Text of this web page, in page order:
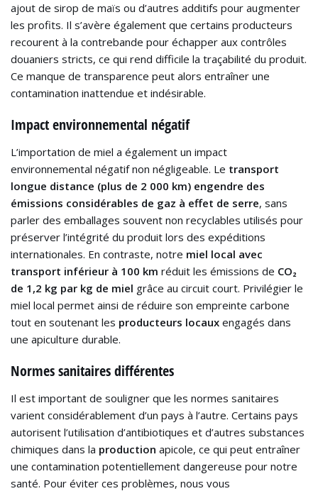
ajout de sirop de maïs ou d’autres additifs pour augmenter
les profits. Il s’avère également que certains producteurs
recourent à la contrebande pour échapper aux contrôles
douaniers stricts, ce qui rend difficile la traçabilité du produit.
Ce manque de transparence peut alors entraîner une
contamination inattendue et indésirable.
Impact environnemental négatif
L’importation de miel a également un impact
environnemental négatif non négligeable. Le transport
longue distance (plus de 2 000 km) engendre des
émissions considérables de gaz à effet de serre, sans
parler des emballages souvent non recyclables utilisés pour
préserver l’intégrité du produit lors des expéditions
internationales. En contraste, notre miel local avec
transport inférieur à 100 km réduit les émissions de CO₂
de 1,2 kg par kg de miel grâce au circuit court. Privilégier le
miel local permet ainsi de réduire son empreinte carbone
tout en soutenant les producteurs locaux engagés dans
une apiculture durable.
Normes sanitaires différentes
Il est important de souligner que les normes sanitaires
varient considérablement d’un pays à l’autre. Certains pays
autorisent l’utilisation d’antibiotiques et d’autres substances
chimiques dans la production apicole, ce qui peut entraîner
une contamination potentiellement dangereuse pour notre
santé. Pour éviter ces problèmes, nous vous